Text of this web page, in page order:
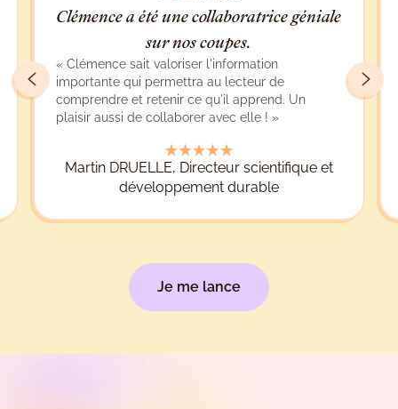
Clémence a été une collaboratrice géniale
sur nos coupes.
« Clémence sait valoriser l'information
importante qui permettra au lecteur de
comprendre et retenir ce qu'il apprend. Un
plaisir aussi de collaborer avec elle ! »
Martin DRUELLE, Directeur scientifique et
développement durable
Je me lance